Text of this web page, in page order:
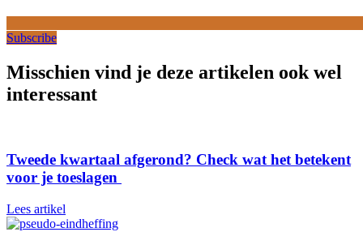
Subscribe
Misschien vind je deze artikelen ook wel
interessant
Tweede kwartaal afgerond? Check wat het betekent
voor je toeslagen
Lees artikel